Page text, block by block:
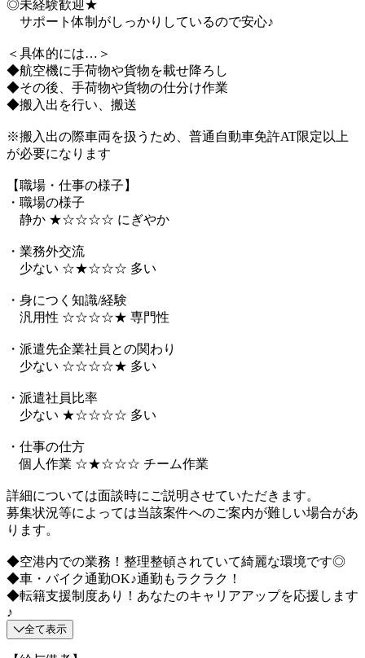
◎未経験歓迎★
サポート体制がしっかりしているので安心♪
＜具体的には…＞
◆航空機に手荷物や貨物を載せ降ろし
◆その後、手荷物や貨物の仕分け作業
◆搬入出を行い、搬送
※搬入出の際車両を扱うため、普通自動車免許AT限定以上
が必要になります
【職場・仕事の様子】
・職場の様子
静か ★☆☆☆☆ にぎやか
・業務外交流
少ない ☆★☆☆☆ 多い
・身につく知識/経験
汎用性 ☆☆☆☆★ 専門性
・派遣先企業社員との関わり
少ない ☆☆☆☆★ 多い
・派遣社員比率
少ない ★☆☆☆☆ 多い
・仕事の仕方
個人作業 ☆★☆☆☆ チーム作業
詳細については面談時にご説明させていただきます。
募集状況等によっては当該案件へのご案内が難しい場合があ
ります。
◆空港内での業務！整理整頓されていて綺麗な環境です◎
◆車・バイク通勤OK♪通勤もラクラク！
◆転籍支援制度あり！あなたのキャリアアップを応援します
♪
全て表示